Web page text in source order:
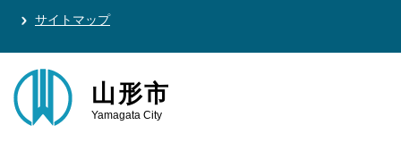
サイトマップ
山形市
Yamagata City